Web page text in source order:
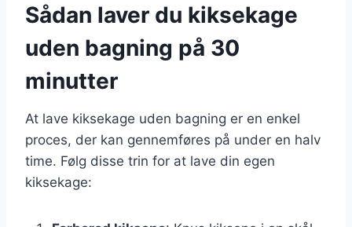
Sådan laver du kiksekage
uden bagning på 30
minutter
At lave kiksekage uden bagning er en enkel
proces, der kan gennemføres på under en halv
time. Følg disse trin for at lave din egen
kiksekage: